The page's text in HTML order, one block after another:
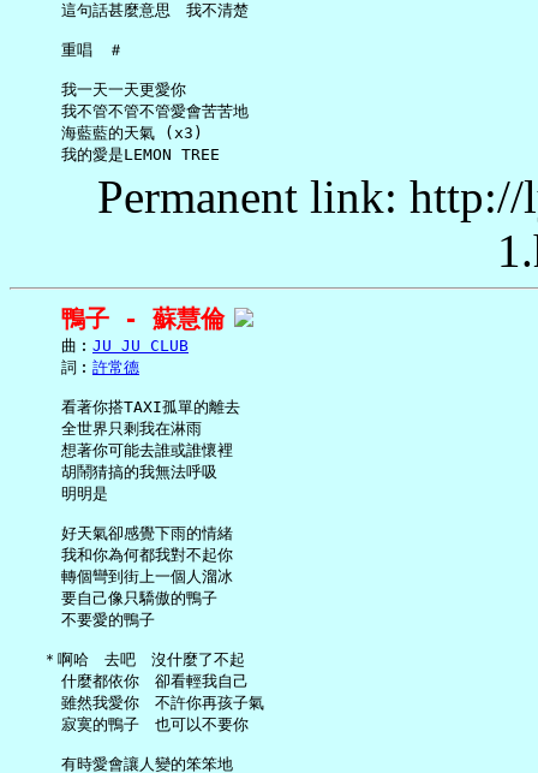
     這句話甚麼意思　我不清楚
     重唱　＃
     我一天一天更愛你
     我不管不管不管愛會苦苦地
     海藍藍的天氣 (x3)
Permanent link:
鴨子 - 蘇慧倫
     曲︰
JU JU CLUB
     詞︰
許常德
     看著你搭TAXI孤單的離去
     全世界只剩我在淋雨
     想著你可能去誰或誰懷裡
     胡鬧猜搞的我無法呼吸
     明明是
     好天氣卻感覺下雨的情緒
     我和你為何都我對不起你
     轉個彎到街上一個人溜冰
     要自己像只驕傲的鴨子
     不要愛的鴨子
   ＊啊哈　去吧　沒什麼了不起
     什麼都依你　卻看輕我自己
     雖然我愛你　不許你再孩子氣
     寂寞的鴨子　也可以不要你
     有時愛會讓人變的笨笨地